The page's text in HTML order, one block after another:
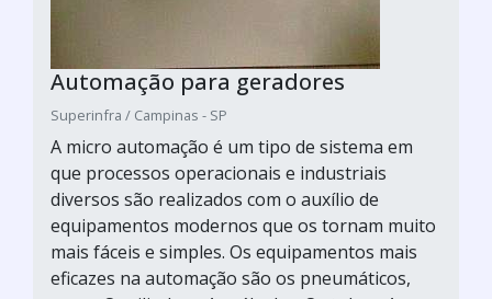
Automação para geradores
Superinfra / Campinas - SP
A micro automação é um tipo de sistema em
que processos operacionais e industriais
diversos são realizados com o auxílio de
equipamentos modernos que os tornam muito
mais fáceis e simples. Os equipamentos mais
eficazes na automação são os pneumáticos,